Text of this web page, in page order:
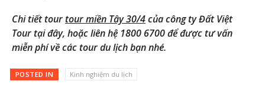
Chi tiết tourtour miền Tây 30/4của công ty Đất Việt
Tour tại đây, hoặc liên hệ 1800 6700 để được tư vấn
miễn phí về các tour du lịch bạn nhé.
POSTED IN Kinh nghiệm du lịch